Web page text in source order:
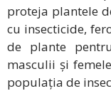
proteja plantele
cu insecticide,
de plante
masculii și
populația de